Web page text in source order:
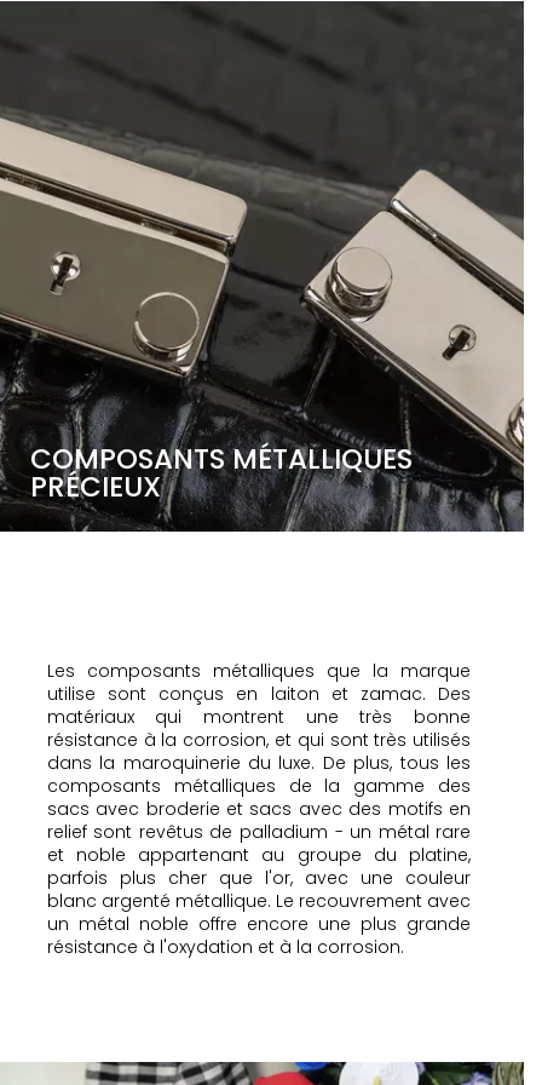
COMPOSANTS MÉTALLIQUES
PRÉCIEUX
Les composants métalliques que la marque
utilise sont conçus en laiton et zamac. Des
matériaux qui montrent une très bonne
résistance à la corrosion, et qui sont très utilisés
dans la maroquinerie du luxe. De plus, tous les
composants métalliques de la gamme des
sacs avec broderie et sacs avec des motifs en
relief sont revêtus de palladium - un métal rare
et noble appartenant au groupe du platine,
parfois plus cher que l'or, avec une couleur
blanc argenté métallique. Le recouvrement avec
un métal noble offre encore une plus grande
résistance à l'oxydation et à la corrosion.